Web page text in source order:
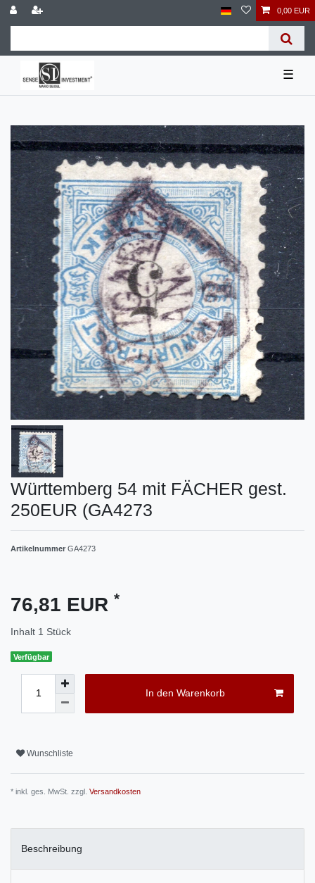
0,00 EUR
☰
Württemberg 54 mit FÄCHER gest.
250EUR (GA4273
Artikelnummer GA4273
76,81 EUR *
Inhalt 1 Stück
Verfügbar
In den Warenkorb
Wunschliste
* inkl. ges. MwSt. zzgl. Versandkosten
Beschreibung